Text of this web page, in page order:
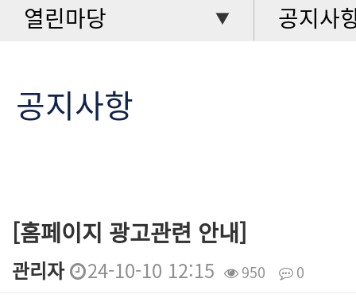
열린마당 ▼ 공지사
공지사항
[홈페이지 광고관련 안내]
관리자 24-10-10 12:15 950 0